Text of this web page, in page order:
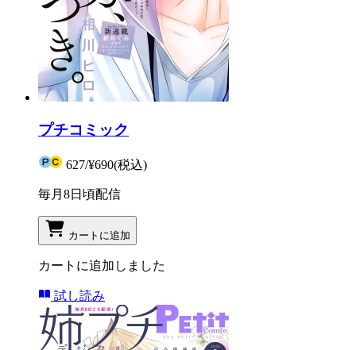
プチコミック
627/¥690(税込)
毎月8日頃配信
カートに追加
カートに追加しました
試し読み